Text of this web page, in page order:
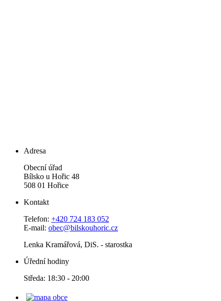
Adresa
Obecní úřad
Bílsko u Hořic 48
508 01 Hořice
Kontakt
Telefon: +420 724 183 052
E-mail: obec@bilskouhoric.cz
Lenka Kramářová, DiS. - starostka
Úřední hodiny
Středa: 18:30 - 20:00